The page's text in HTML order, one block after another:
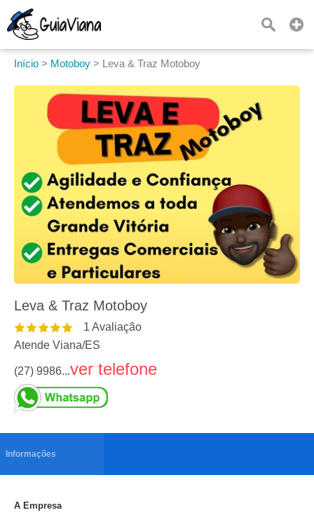
Início > Motoboy > Leva & Traz Motoboy
Leva & Traz Motoboy
1 Avaliação
Atende Viana/ES
(27) 9986...ver telefone
Informações
A Empresa